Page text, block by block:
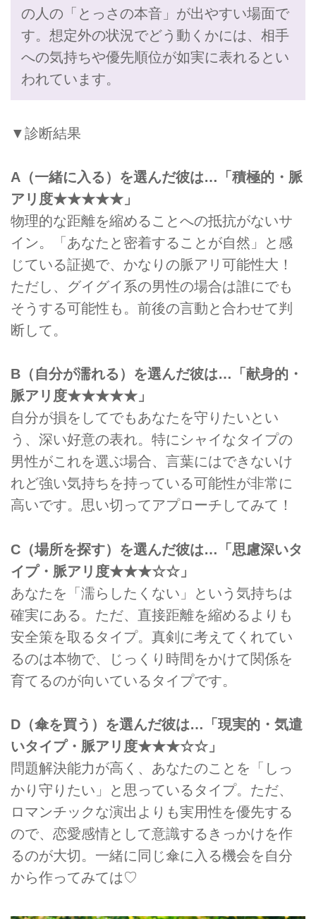
の人の「とっさの本音」が出やすい場面で
す。想定外の状況でどう動くかには、相手
への気持ちや優先順位が如実に表れるとい
われています。
▼診断結果
A（一緒に入る）を選んだ彼は…「積極的・脈
アリ度★★★★★」
物理的な距離を縮めることへの抵抗がないサ
イン。「あなたと密着することが自然」と感
じている証拠で、かなりの脈アリ可能性大！
ただし、グイグイ系の男性の場合は誰にでも
そうする可能性も。前後の言動と合わせて判
断して。
B（自分が濡れる）を選んだ彼は…「献身的・
脈アリ度★★★★★」
自分が損をしてでもあなたを守りたいとい
う、深い好意の表れ。特にシャイなタイプの
男性がこれを選ぶ場合、言葉にはできないけ
れど強い気持ちを持っている可能性が非常に
高いです。思い切ってアプローチしてみて！
C（場所を探す）を選んだ彼は…「思慮深いタ
イプ・脈アリ度★★★☆☆」
あなたを「濡らしたくない」という気持ちは
確実にある。ただ、直接距離を縮めるよりも
安全策を取るタイプ。真剣に考えてくれてい
るのは本物で、じっくり時間をかけて関係を
育てるのが向いているタイプです。
D（傘を買う）を選んだ彼は…「現実的・気遣
いタイプ・脈アリ度★★★☆☆」
問題解決能力が高く、あなたのことを「しっ
かり守りたい」と思っているタイプ。ただ、
ロマンチックな演出よりも実用性を優先する
ので、恋愛感情として意識するきっかけを作
るのが大切。一緒に同じ傘に入る機会を自分
から作ってみては♡